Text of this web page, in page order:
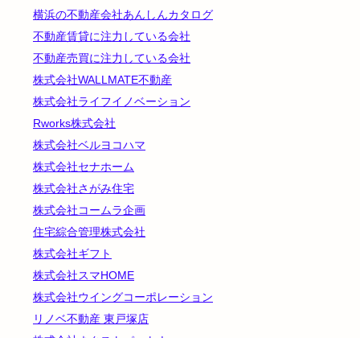
横浜の不動産会社あんしんカタログ
不動産賃貸に注力している会社
不動産売買に注力している会社
株式会社WALLMATE不動産
株式会社ライフイノベーション
Rworks株式会社
株式会社ベルヨコハマ
株式会社セナホーム
株式会社さがみ住宅
株式会社コームラ企画
住宅綜合管理株式会社
株式会社ギフト
株式会社スマHOME
株式会社ウイングコーポレーション
リノベ不動産 東戸塚店